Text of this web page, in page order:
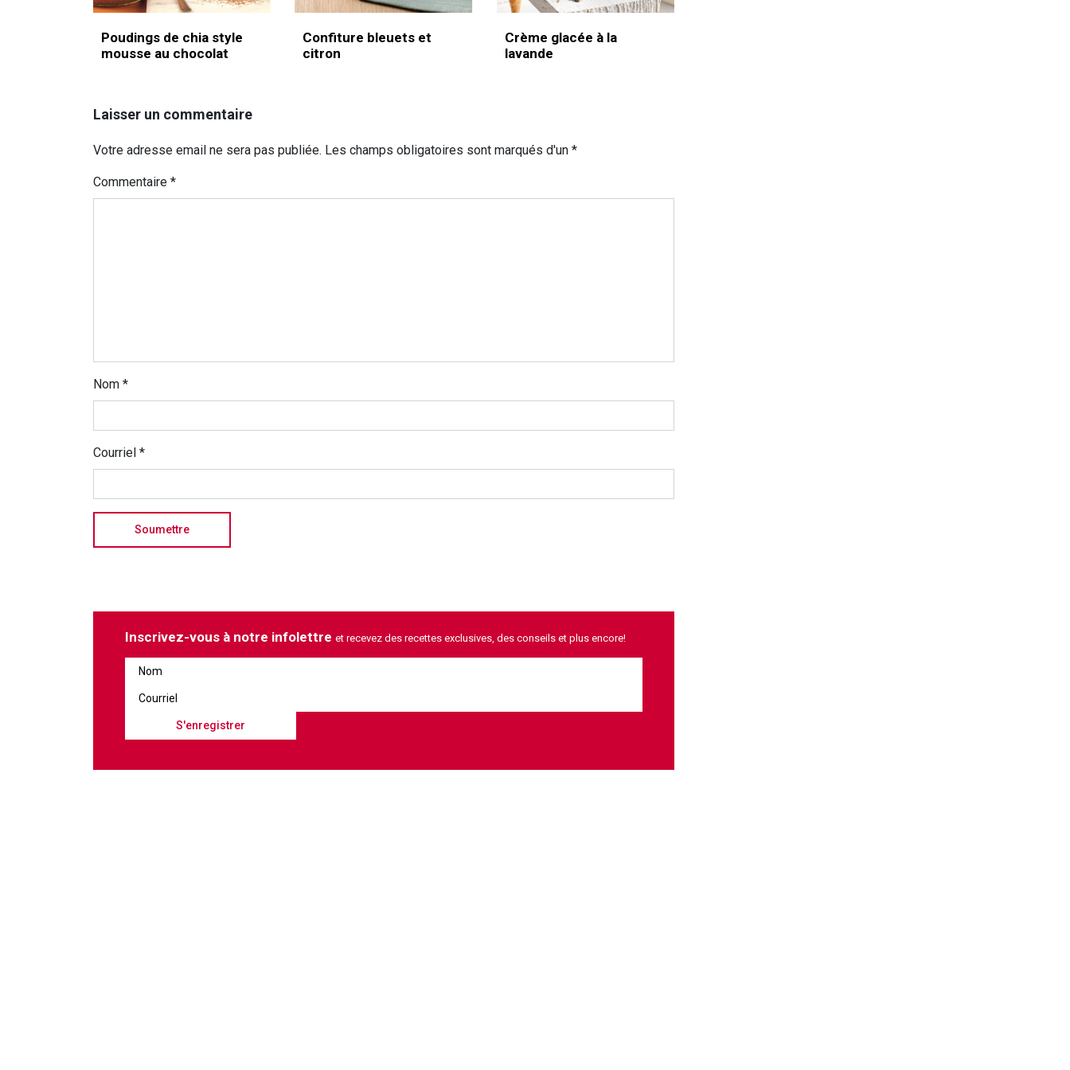
Poudings de chia style
mousse au chocolat
Confiture bleuets et
citron
Crème glacée à la
lavande
Laisser un commentaire
Votre adresse email ne sera pas publiée. Les champs obligatoires sont marqués d'un *
Commentaire *
Nom *
Courriel *
Inscrivez-vous à notre infolettre et recevez des recettes exclusives, des conseils et plus encore!